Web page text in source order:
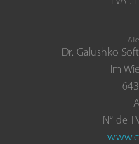
Dr. Galushko
Im
N° de